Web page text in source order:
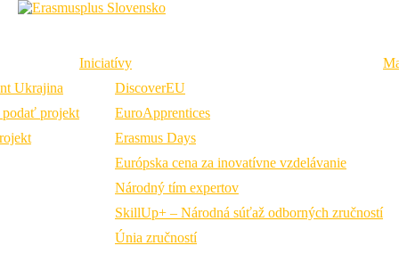
Ukrajina
podať projekt
Iniciatívy
DiscoverEU
EuroApprentices
Erasmus Days
Európska cena za inovatívne vzdelávanie
Národný tím expertov
SkillUp+ – Národná súťaž odborných zručností
Únia zručností
Úvod
Prezentácie zo seminárov / webinárov k
Prezentácie zo seminárov /
webinárov k podávaniu